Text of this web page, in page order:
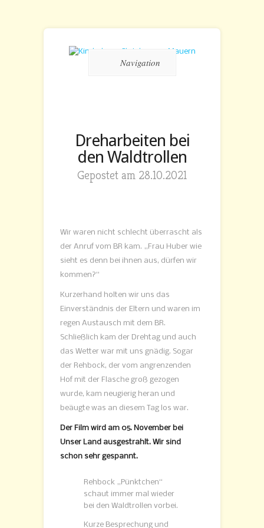
Navigation
Dreharbeiten bei
den Waldtrollen
Gepostet am 28.10.2021
Wir waren nicht schlecht überrascht als
der Anruf vom BR kam. „Frau Huber wie
sieht es denn bei ihnen aus, dürfen wir
kommen?“
Kurzerhand holten wir uns das
Einverständnis der Eltern und waren im
regen Austausch mit dem BR.
Schließlich kam der Drehtag und auch
das Wetter war mit uns gnädig. Sogar
der Rehbock, der vom angrenzenden
Hof mit der Flasche groß gezogen
wurde, kam neugierig heran und
beäugte was an diesem Tag los war.
Der Film wird am 05. November bei
Unser Land ausgestrahlt. Wir sind
schon sehr gespannt.
Rehbock „Pünktchen“
schaut immer mal wieder
bei den Waldtrollen vorbei.
Kurze Besprechung und